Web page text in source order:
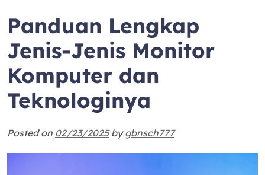
Panduan Lengkap
Jenis-Jenis Monitor
Komputer dan
Teknologinya
Posted on 02/23/2025bygbnsch777